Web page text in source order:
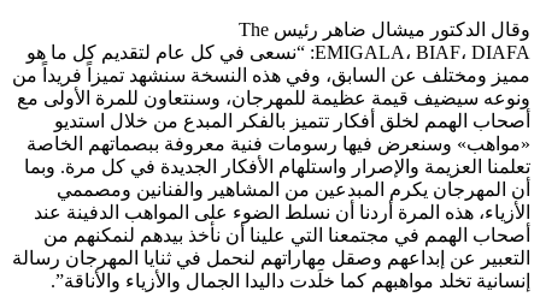
وقال الدكتور ميشال ضاهر رئيس The
EMIGALA، BIAF، DIAFA: “نسعى في كل عام لتقديم كل ما هو
مميز ومختلف عن السابق، وفي هذه النسخة سنشهد تميزاً فريداً من
ونوعه سيضيف قيمة عظيمة للمهرجان، وسنتعاون للمرة الأولى مع
أصحاب الهمم لخلق أفكار تتميز بالفكر المبدع من خلال استديو
«مواهب» وسنعرض فيها رسومات فنية معروفة ببصماتهم الخاصة
تعلمنا العزيمة والإصرار واستلهام الأفكار الجديدة في كل مرة. وبما
أن المهرجان يكرم المبدعين من المشاهير والفنانين ومصممي
الأزياء، هذه المرة أردنا أن نسلط الضوء على المواهب الدفينة عند
أصحاب الهمم في مجتمعنا التي علينا أن نأخذ بيدهم لنمكنهم من
التعبير عن إبداعهم وصقل مهاراتهم لنحمل في ثنايا المهرجان رسالة
إنسانية تخلد مواهبهم كما خلَدت داليدا الجمال والأزياء والأناقة”.